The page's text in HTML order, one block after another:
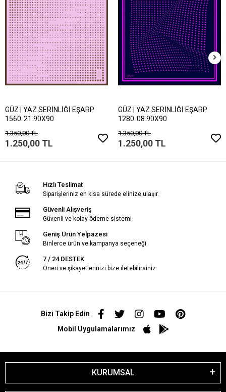
GÜZ | YAZ SERİNLİĞİ EŞARP
1560-21 90X90
1.350,00 TL
1.250,00 TL
GÜZ | YAZ SERİNLİĞİ EŞARP
1280-08 90X90
1.350,00 TL
1.250,00 TL
Hızlı Teslimat
Siparişleriniz en kısa sürede elinize ulaşır.
Güvenli Alışveriş
Güvenli ve kolay ödeme sistemi
Geniş Ürün Yelpazesi
Binlerce ürün ve kampanya seçeneği
7 / 24 DESTEK
Öneri ve şikayetlerinizi bize iletebilirsiniz.
Bizi Takip Edin
Mobil Uygulamalarımız
KURUMSAL